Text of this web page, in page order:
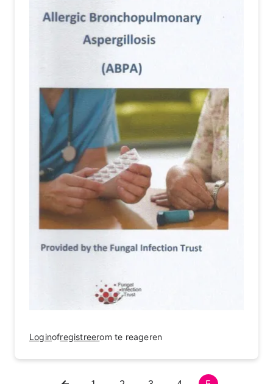
Loginofregistreerom te reageren